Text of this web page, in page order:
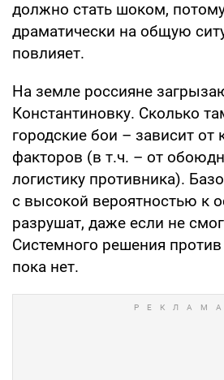
должно стать шоком,
драматически на общую
повлияет.
На земле россияне
Константиновку. Сколько
городские бои – зависит от
факторов (в т.ч. – от
логистику противника).
с высокой вероятностью к
разрушат, даже если не
Системного решения
пока нет.